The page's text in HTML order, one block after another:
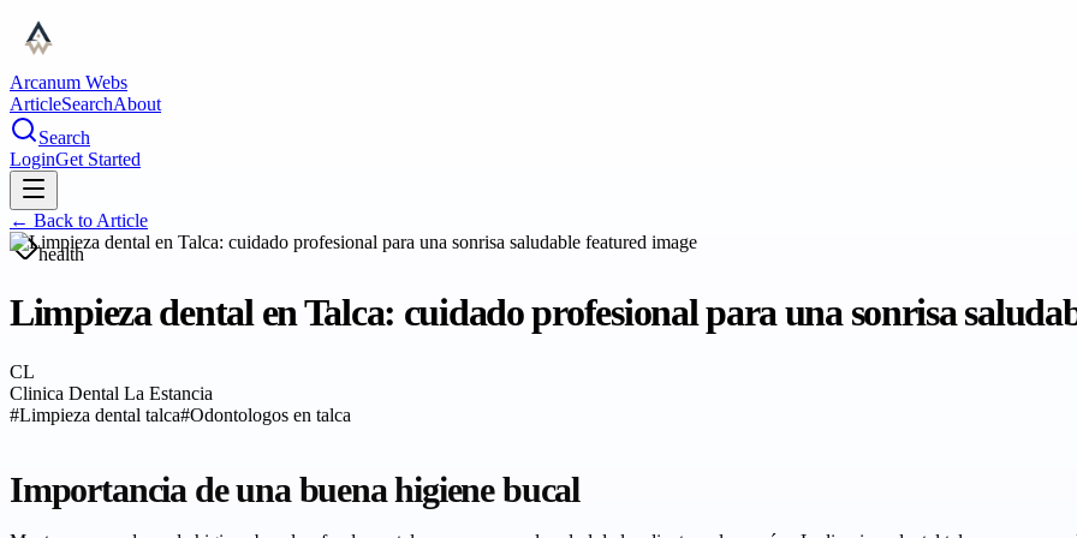
Arcanum Webs
ArticleSearchAbout
Search
LoginGet Started
← Back to Article
health
Limpieza dental en Talca: cuidado profesional para una sonrisa
CL
Clinica Dental La Estancia
#Limpieza dental talca#Odontologos en talca
Importancia de una buena higiene bucal